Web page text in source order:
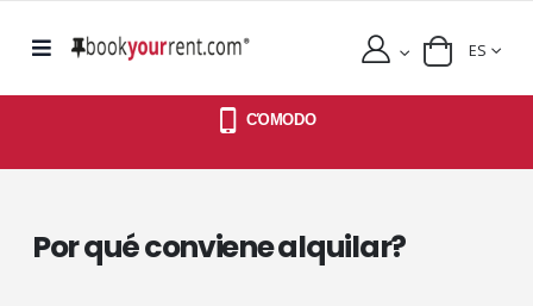
ES
CΌMODO
Por qué conviene alquilar?